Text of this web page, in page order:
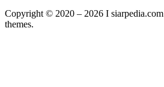
Copyright © 2020 – 2026 I siarpedia.com
themes.